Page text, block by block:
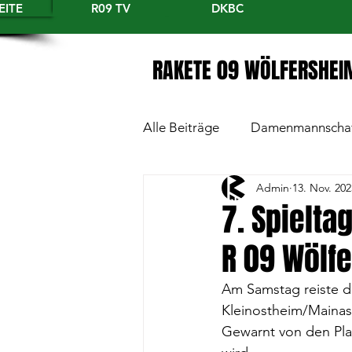
R09 TV DKBC
RAKETE 09
Alle Beiträge
7.
R 09
Admin 13. Nov.
Am Samstag reiste
Kleinostheim/
Gewarnt von den